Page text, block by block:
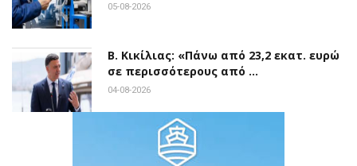
05-08-2026
Β. Κικίλιας: «Πάνω από 23,2 εκατ. ευρώ
σε περισσότερους από …
04-08-2026